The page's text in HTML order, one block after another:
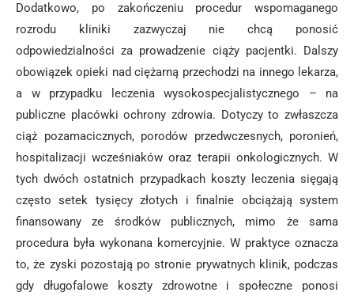
Dodatkowo, po zakończeniu procedur wspomaganego
rozrodu kliniki zazwyczaj nie chcą ponosić
odpowiedzialności za prowadzenie ciąży pacjentki. Dalszy
obowiązek opieki nad ciężarną przechodzi na innego lekarza,
a w przypadku leczenia wysokospecjalistycznego – na
publiczne placówki ochrony zdrowia. Dotyczy to zwłaszcza
ciąż pozamacicznych, porodów przedwczesnych, poronień,
hospitalizacji wcześniaków oraz terapii onkologicznych. W
tych dwóch ostatnich przypadkach koszty leczenia sięgają
często setek tysięcy złotych i finalnie obciążają system
finansowany ze środków publicznych, mimo że sama
procedura była wykonana komercyjnie. W praktyce oznacza
to, że zyski pozostają po stronie prywatnych klinik, podczas
gdy długofalowe koszty zdrowotne i społeczne ponosi